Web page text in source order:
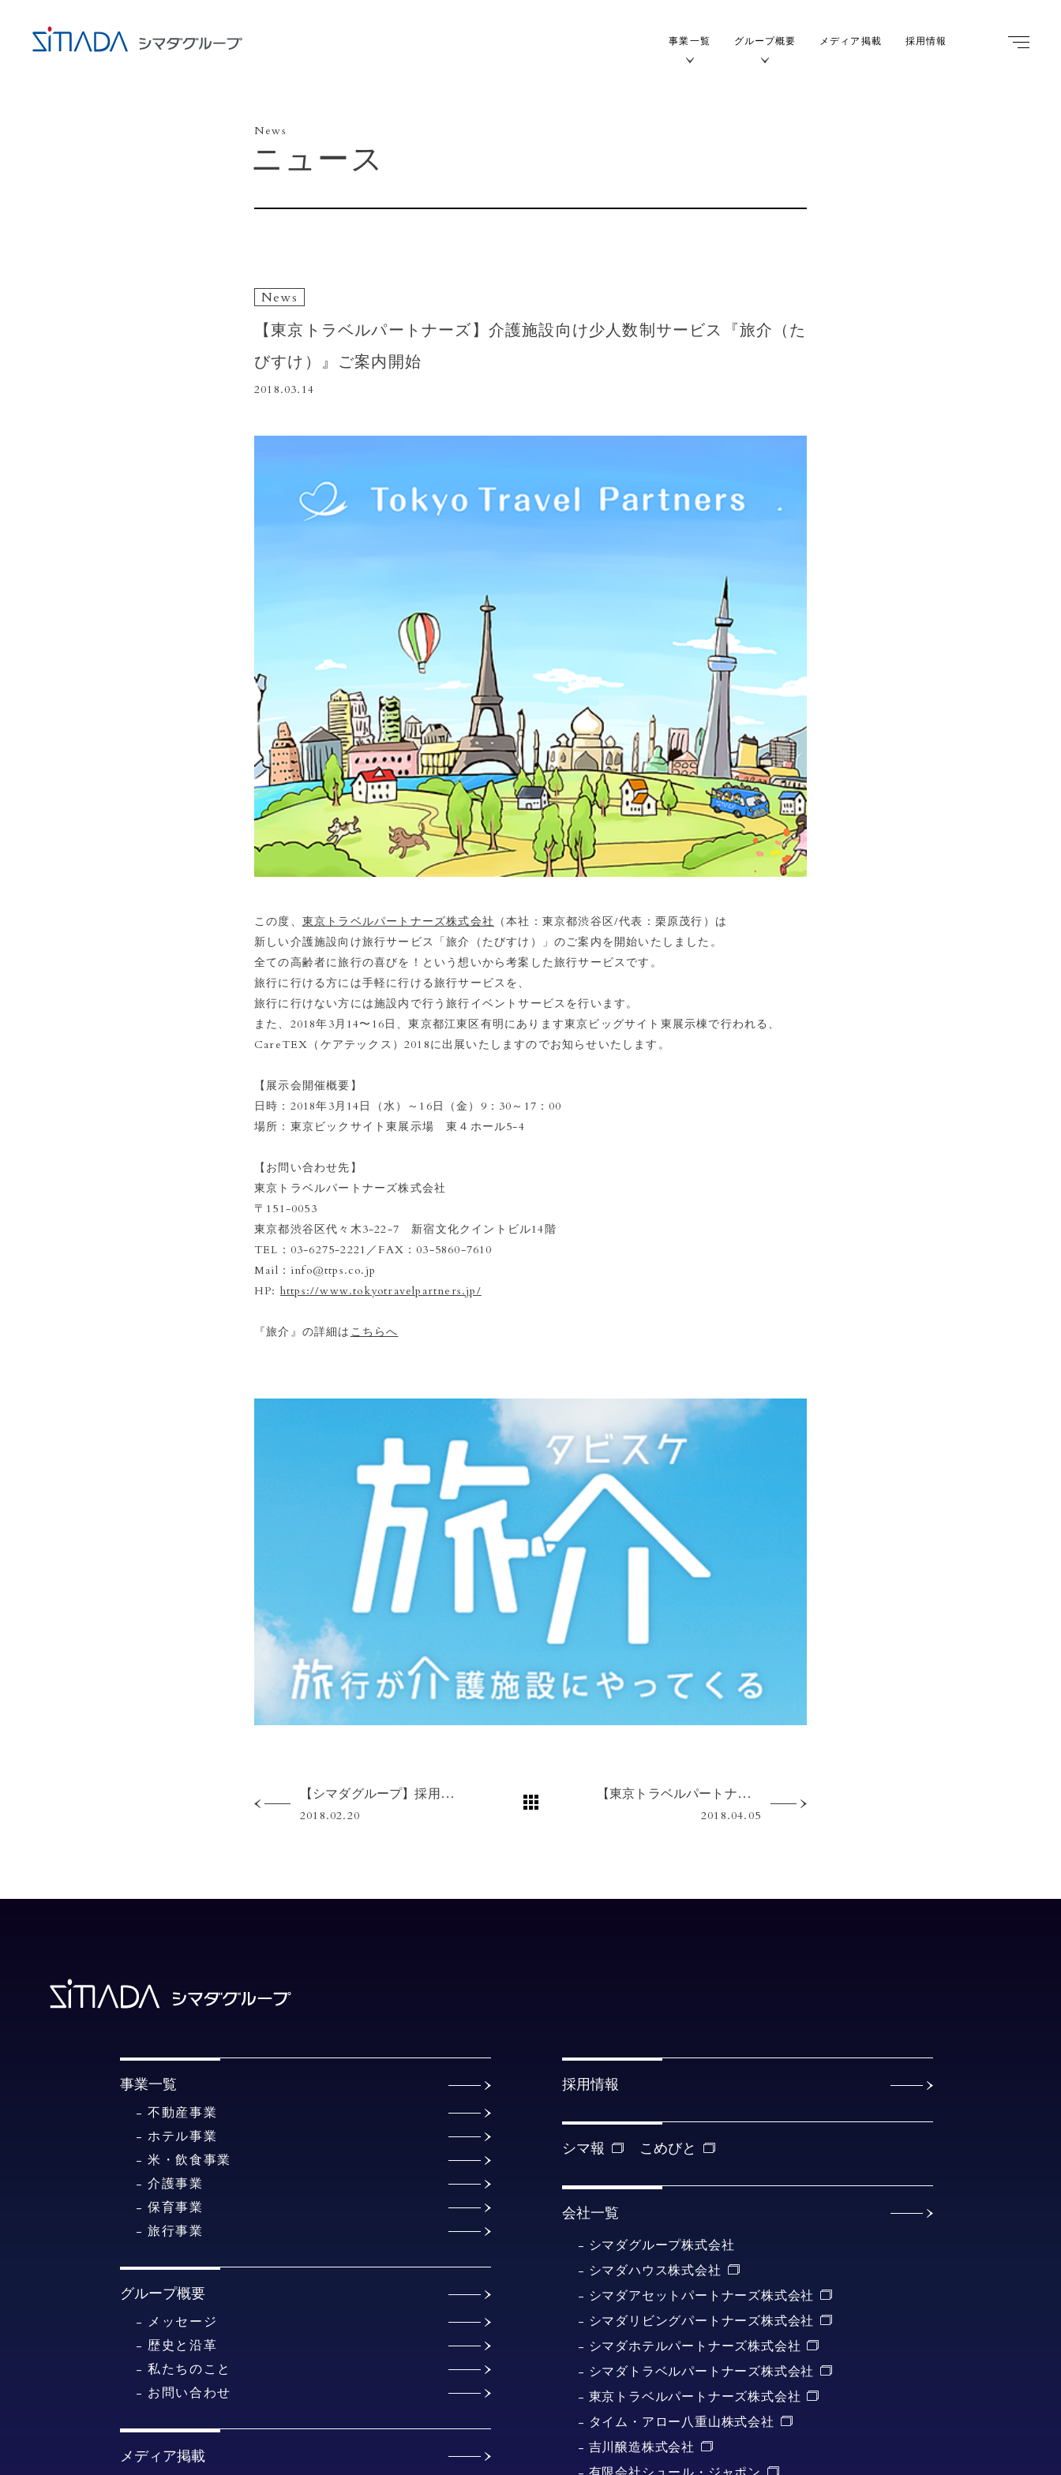
事業一覧 グループ概要 メディア掲載 採用情報
News
ニュース
News
【東京トラベルパートナーズ】介護施設向け少人数制サービス『旅介（た
びすけ）』ご案内開始
2018.03.14
この度、 東京トラベルパートナーズ株式会社 （本社：東京都渋谷区/代表：栗原茂行）は
新しい介護施設向け旅行サービス「旅介（たびすけ）」のご案内を開始いたしました。
全ての高齢者に旅行の喜びを！という想いから考案した旅行サービスです。
旅行に行ける方には手軽に行ける旅行サービスを、
旅行に行けない方には施設内で行う旅行イベントサービスを行います。
また、2018年3月14〜16日、東京都江東区有明にあります東京ビッグサイト東展示棟で行われる、
CareTEX（ケアテックス）2018に出展いたしますのでお知らせいたします。
【展示会開催概要】
日時：2018年3月14日（水）～16日（金）9：30～17：00
場所：東京ビックサイト東展示場 東４ホール5-4
【お問い合わせ先】
東京トラベルパートナーズ株式会社
〒151-0053
東京都渋谷区代々木3-22-7 新宿文化クイントビル14階
TEL：03-6275-2221／FAX：03-5860-7610
Mail：info@ttps.co.jp
HP: https://www.tokyotravelpartners.jp/
『旅介』の詳細は こちらへ
【シマダグループ】採用ウェブサイトリニューアル！！
2018.02.20
【東京トラベルパートナーズ】 ウェブサイトリニューアル！！
2018.04.05
事業一覧
不動産事業
ホテル事業
米・飲食事業
介護事業
保育事業
旅行事業
グループ概要
メッセージ
歴史と沿革
私たちのこと
お問い合わせ
メディア掲載
採用情報
シマ報 こめびと
会社一覧
シマダグループ株式会社
シマダハウス株式会社
シマダアセットパートナーズ株式会社
シマダリビングパートナーズ株式会社
シマダホテルパートナーズ株式会社
シマダトラベルパートナーズ株式会社
東京トラベルパートナーズ株式会社
タイム・アロー八重山株式会社
吉川醸造株式会社